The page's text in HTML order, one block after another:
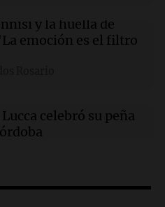
no disminuye
según estudio
nivel más bajo en 90
crisis hídrica en EE.UU.
y la huella de
emoción es el filtro
celebró su peña
en Mendoza: